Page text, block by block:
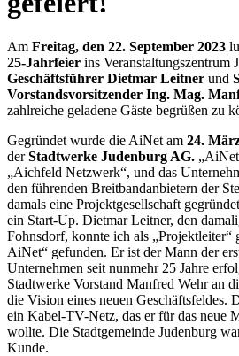
Am Freitag, den 22. September 2023
25-Jahrfeier ins Veranstaltungszentrum
Geschäftsführer Dietmar Leitner und
Vorstandsvorsitzender Ing. Mag.
zahlreiche geladene Gäste begrüßen zu
Gegründet wurde die AiNet am 24.
derStadtwerke Judenburg AG.
„Aichfeld Netzwerk“, und das
den führenden Breitbandanbietern der
damals eine Projektgesellschaft
ein Start-Up. Dietmar Leitner, den
Fohnsdorf, konnte ich als „Projektleiter“
AiNet“ gefunden. Er ist der Mann der
Unternehmen seit nunmehr 25 Jahre
Stadtwerke Vorstand Manfred Wehr an
die Vision eines neuen Geschäftsfeldes.
ein Kabel-TV-Netz, das er für das neue
wollte. Die Stadtgemeinde Judenburg
Kunde.